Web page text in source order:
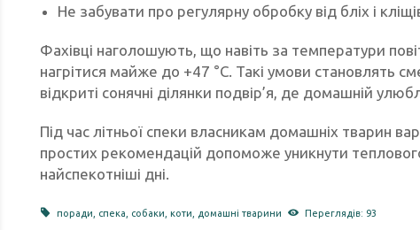
Не забувати про регулярну обробку від бліх і
Фахівці наголошують, що навіть за температури
нагрітися майже до +47 °C. Такі умови становлять
відкриті сонячні ділянки подвір’я, де домашній
Під час літньої спеки власникам домашніх тварин
простих рекомендацій допоможе уникнути
найспекотніші дні.
поради спека собаки ,коти домашні тварини Переглядів: 93